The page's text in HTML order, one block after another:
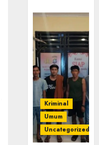
Kriminal
Umum
Uncategorized